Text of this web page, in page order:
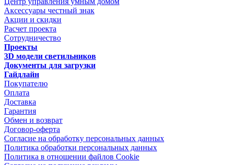
Аксессуары честный знак
Акции и скидки
Расчет проекта
Сотрудничество
Проекты
3D модели светильников
Документы для загрузки
Гайдлайн
Покупателю
Оплата
Доставка
Гарантия
Обмен и возврат
Договор-оферта
Согласие на обработку персональных данных
Политика обработки персональных данных
Политика в отношении файлов Cookie